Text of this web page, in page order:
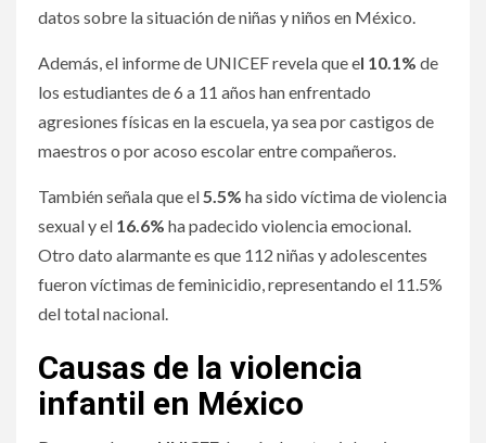
datos sobre la situación de niñas y niños en México.
Además, el informe de UNICEF revela que el 10.1% de
los estudiantes de 6 a 11 años han enfrentado
agresiones físicas en la escuela, ya sea por castigos de
maestros o por acoso escolar entre compañeros.
También señala que el5.5% ha sido víctima de violencia
sexual y el 16.6% ha padecido violencia emocional.
Otro dato alarmante es que 112 niñas y adolescentes
fueron víctimas de feminicidio, representando el 11.5%
del total nacional.
Causas de la violencia
infantil en México